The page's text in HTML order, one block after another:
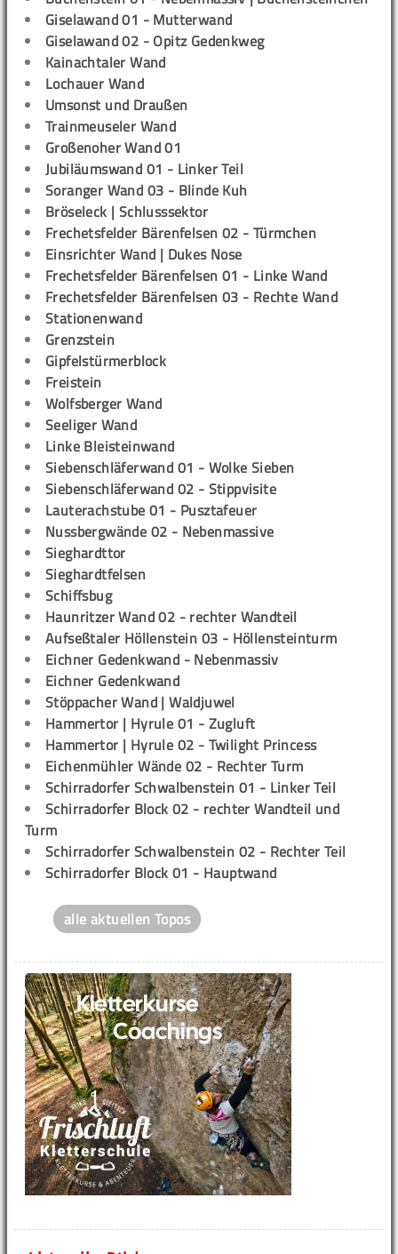
Giselawand 01 - Mutterwand
Giselawand 02 - Opitz Gedenkweg
Kainachtaler Wand
Lochauer Wand
Umsonst und Draußen
Trainmeuseler Wand
Großenoher Wand 01
Jubiläumswand 01 - Linker Teil
Soranger Wand 03 - Blinde Kuh
Bröseleck | Schlusssektor
Frechetsfelder Bärenfelsen 02 - Türmchen
Einsrichter Wand | Dukes Nose
Frechetsfelder Bärenfelsen 01 - Linke Wand
Frechetsfelder Bärenfelsen 03 - Rechte Wand
Stationenwand
Grenzstein
Gipfelstürmerblock
Freistein
Wolfsberger Wand
Seeliger Wand
Linke Bleisteinwand
Siebenschläferwand 01 - Wolke Sieben
Siebenschläferwand 02 - Stippvisite
Lauterachstube 01 - Pusztafeuer
Nussbergwände 02 - Nebenmassive
Sieghardttor
Sieghardtfelsen
Schiffsbug
Haunritzer Wand 02 - rechter Wandteil
Aufseßtaler Höllenstein 03 - Höllensteinturm
Eichner Gedenkwand - Nebenmassiv
Eichner Gedenkwand
Stöppacher Wand | Waldjuwel
Hammertor | Hyrule 01 - Zugluft
Hammertor | Hyrule 02 - Twilight Princess
Eichenmühler Wände 02 - Rechter Turm
Schirradorfer Schwalbenstein 01 - Linker Teil
Schirradorfer Block 02 - rechter Wandteil und
Turm
Schirradorfer Schwalbenstein 02 - Rechter Teil
Schirradorfer Block 01 - Hauptwand
alle aktuellen Topos